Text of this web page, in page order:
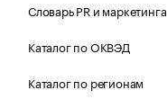
Словарь PR и маркетинга
Каталог по ОКВЭД
Каталог по регионам